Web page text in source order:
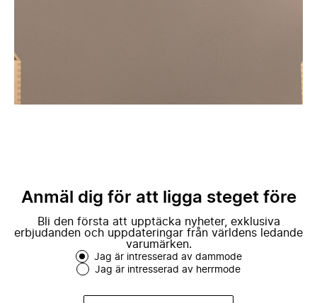
Anmäl dig för att ligga steget före
Bli den första att upptäcka nyheter, exklusiva
erbjudanden och uppdateringar från världens ledande
varumärken.
Jag är intresserad av dammode
Jag är intresserad av herrmode